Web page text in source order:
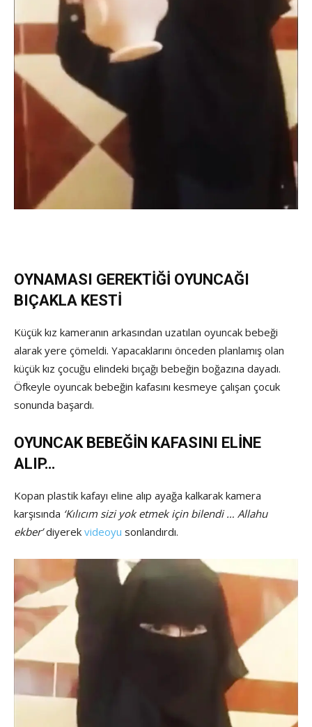
OYNAMASI GEREKTİĞİ OYUNCAĞI
BIÇAKLA KESTİ
Küçük kız kameranın arkasından uzatılan oyuncak bebeği
alarak yere çömeldi. Yapacaklarını önceden planlamış olan
küçük kız çocuğu elindeki bıçağı bebeğin boğazına dayadı.
Öfkeyle oyuncak bebeğin kafasını kesmeye çalışan çocuk
sonunda başardı.
OYUNCAK BEBEĞİN KAFASINI ELİNE
ALIP…
Kopan plastik kafayı eline alıp ayağa kalkarak kamera
karşısında ‘Kılıcım sizi yok etmek için bilendi … Allahu
ekber’diyerek videoyu sonlandırdı.